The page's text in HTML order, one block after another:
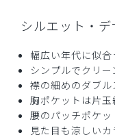
イラック/M
役に立った 0
1073様
シルエット・デ
幅広い年代に似
シンプルでクリ
襟の細めのダブ
胸ポケットは片玉
腰のパッチポケッ
見た目も涼しい